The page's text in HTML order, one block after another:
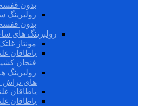
بدون
رولبرینگ
بدون
رولبرینگ های
مونتاژ
یاطاقان
فنجان
رولبرینگ
های تراش
یاطاقان
یاطاقان